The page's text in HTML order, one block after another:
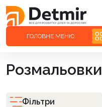
ГОЛОВНЕ МЕНЮ
Розмальовки
Фільтри